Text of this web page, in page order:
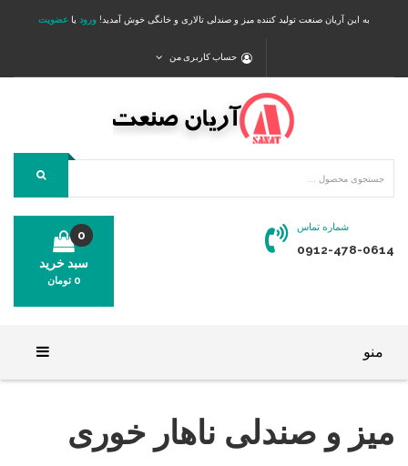
به این آریان صنعت تولید کننده میز و صندلی تالاری و خانگی خوش آمدید! ورود یا عضویت
حساب کاربری من
شماره تماس
0912-478-0614
سبد خرید
0
0 تومان
منو
فروشگاه
میز و صندلی ناهار خوری